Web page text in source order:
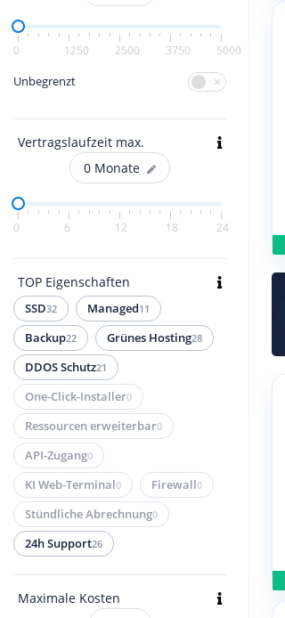
0 1250 2500 3750 5000
Unbegrenzt
Vertragslaufzeit max.
0 Monate
0 6 12 18 24
TOP Eigenschaften
SSD32 Managed11
Backup22 Grünes Hosting28
DDOS Schutz21
One-Click-Installer0
Ressourcen erweiterbar0
API-Zugang0
KI Web-Terminal0 Firewall0
Stündliche Abrechnung0
24h Support26
Maximale Kosten